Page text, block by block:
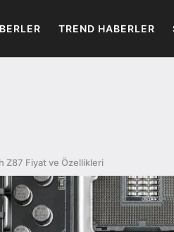
TREND HABERLER
Z87 Fiyat ve Özellikleri